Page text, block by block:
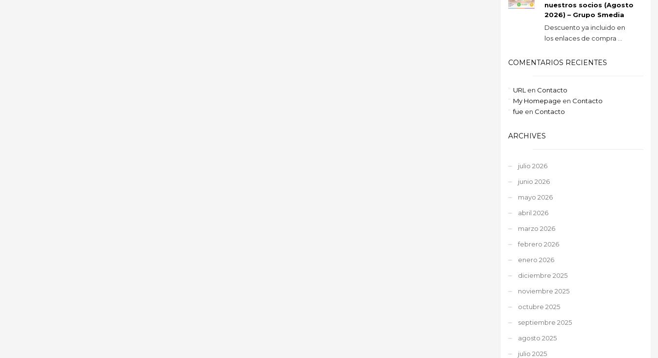
nuestros socios (Agosto
2026) – Grupo Smedia
Descuento ya incluido en
los enlaces de compra ...
COMENTARIOS RECIENTES
URL en Contacto
My Homepage en Contacto
fue en Contacto
ARCHIVES
julio 2026
junio 2026
mayo 2026
abril 2026
marzo 2026
febrero 2026
enero 2026
diciembre 2025
noviembre 2025
octubre 2025
septiembre 2025
agosto 2025
julio 2025